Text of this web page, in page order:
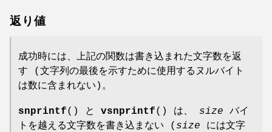
返り値
成功時には、上記の関数は書き込まれた文字数を返
す (文字列の最後を示すために使用するヌルバイト
は数に含まれない)。
snprintf() と vsnprintf() は、 size バイ
トを越える文字数を書き込まない ( size には文字